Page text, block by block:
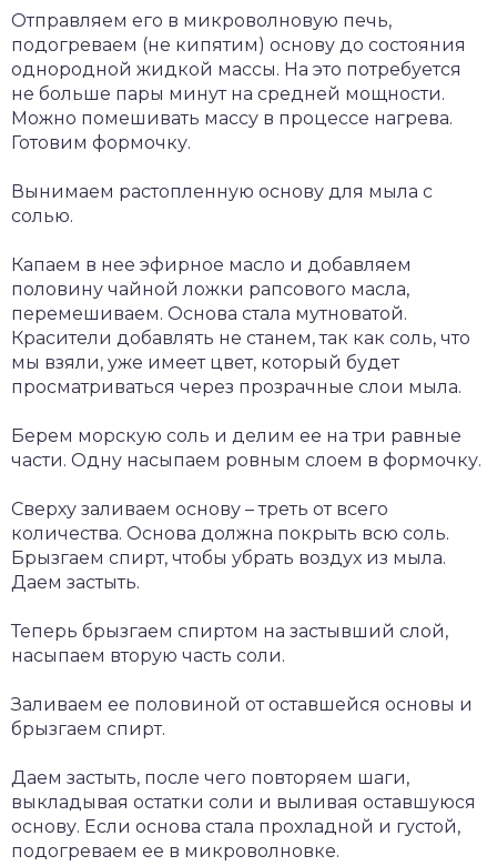
Отправляем его в микроволновую печь,
подогреваем (не кипятим) основу до состояния
однородной жидкой массы. На это потребуется
не больше пары минут на средней мощности.
Можно помешивать массу в процессе нагрева.
Готовим формочку.
Вынимаем растопленную основу для мыла с
солью.
Капаем в нее эфирное масло и добавляем
половину чайной ложки рапсового масла,
перемешиваем. Основа стала мутноватой.
Красители добавлять не станем, так как соль, что
мы взяли, уже имеет цвет, который будет
просматриваться через прозрачные слои мыла.
Берем морскую соль и делим ее на три равные
части. Одну насыпаем ровным слоем в формочку.
Сверху заливаем основу – треть от всего
количества. Основа должна покрыть всю соль.
Брызгаем спирт, чтобы убрать воздух из мыла.
Даем застыть.
Теперь брызгаем спиртом на застывший слой,
насыпаем вторую часть соли.
Заливаем ее половиной от оставшейся основы и
брызгаем спирт.
Даем застыть, после чего повторяем шаги,
выкладывая остатки соли и выливая оставшуюся
основу. Если основа стала прохладной и густой,
подогреваем ее в микроволновке.